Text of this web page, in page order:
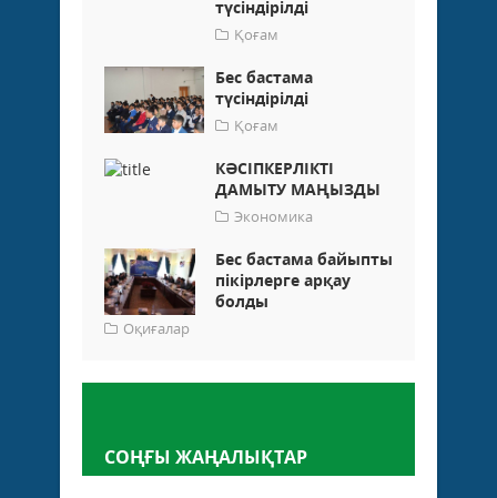
түсіндірілді
Қоғам
Бес бастама
түсіндірілді
Қоғам
КӘСІПКЕРЛІКТІ
ДАМЫТУ МАҢЫЗДЫ
Экономика
Бес бастама байыпты
пікірлерге арқау
болды
Оқиғалар
СОҢҒЫ ЖАҢАЛЫҚТАР